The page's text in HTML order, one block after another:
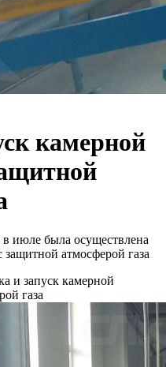
камерной
июле была осуществлена
защитной атмосферой газа
и запуск камерной
газа